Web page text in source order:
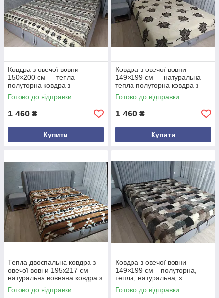
Ковдра з овечої вовни
150×200 см — тепла
полуторна ковдра з
гуцульським візерунком
"зірочки", натуральна,
Готово до відправки
1 460 ₴
Купити
Ковдра з овечої вовни
149×199 см — натуральна
тепла полуторна ковдра з
клиновим візерунком,
двостороння, екологічна
Готово до відправки
1 460 ₴
Купити
Тепла двоспальна ковдра з
овечої вовни 195х217 см —
натуральна вовняна ковдра з
карпатським орнаментом,
екологічна ковдра
Готово до відправки
Ковдра з овечої вовни
149×199 см – полуторна,
тепла, натуральна, з
візерунком «лоскуток»
Готово до відправки